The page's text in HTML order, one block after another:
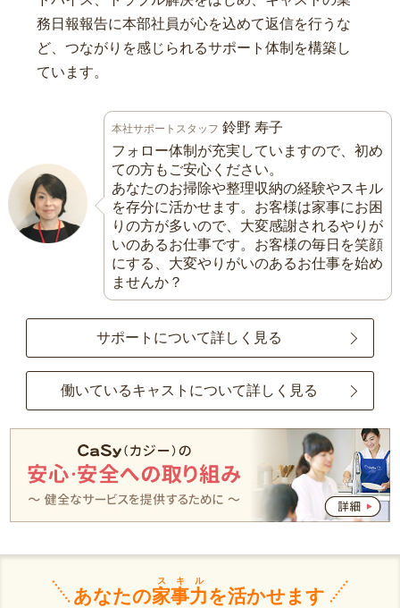
務日報報告に本部社員が心を込めて返信を行うな
ど、つながりを感じられるサポート体制を構築し
ています。
本社サポートスタッフ 鈴野 寿子
フォロー体制が充実していますので、初め
ての方もご安心ください。
あなたのお掃除や整理収納の経験やスキル
を存分に活かせます。お客様は家事にお困
りの方が多いので、大変感謝されるやりが
いのあるお仕事です。お客様の毎日を笑顔
にする、大変やりがいのあるお仕事を始め
ませんか？
サポートについて詳しく見る
働いているキャストについて詳しく見る
あなたの家事力
スキル
を活かせます